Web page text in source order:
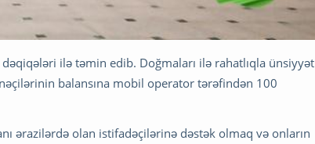
ilə təmin edib. Doğmaları ilə rahatlıqla ünsiyyət
balansına mobil operator tərəfindən 100
ərazilərdə olan istifadəçilərinə dəstək olmaq və onların